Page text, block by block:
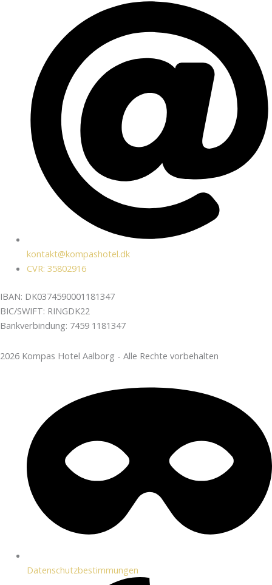
kontakt@kompashotel.dk
CVR: 35802916
IBAN: DK0374590001181347
BIC/SWIFT: RINGDK22
Bankverbindung: 7459 1181347
2026 Kompas Hotel Aalborg - Alle Rechte vorbehalten
Datenschutzbestimmungen